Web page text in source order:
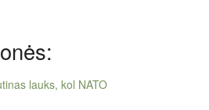
lauks, kol NATO